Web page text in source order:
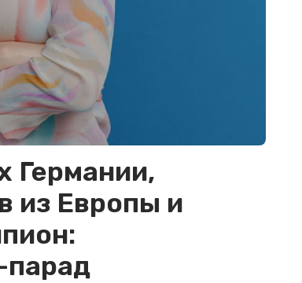
Германии,
из Европы и